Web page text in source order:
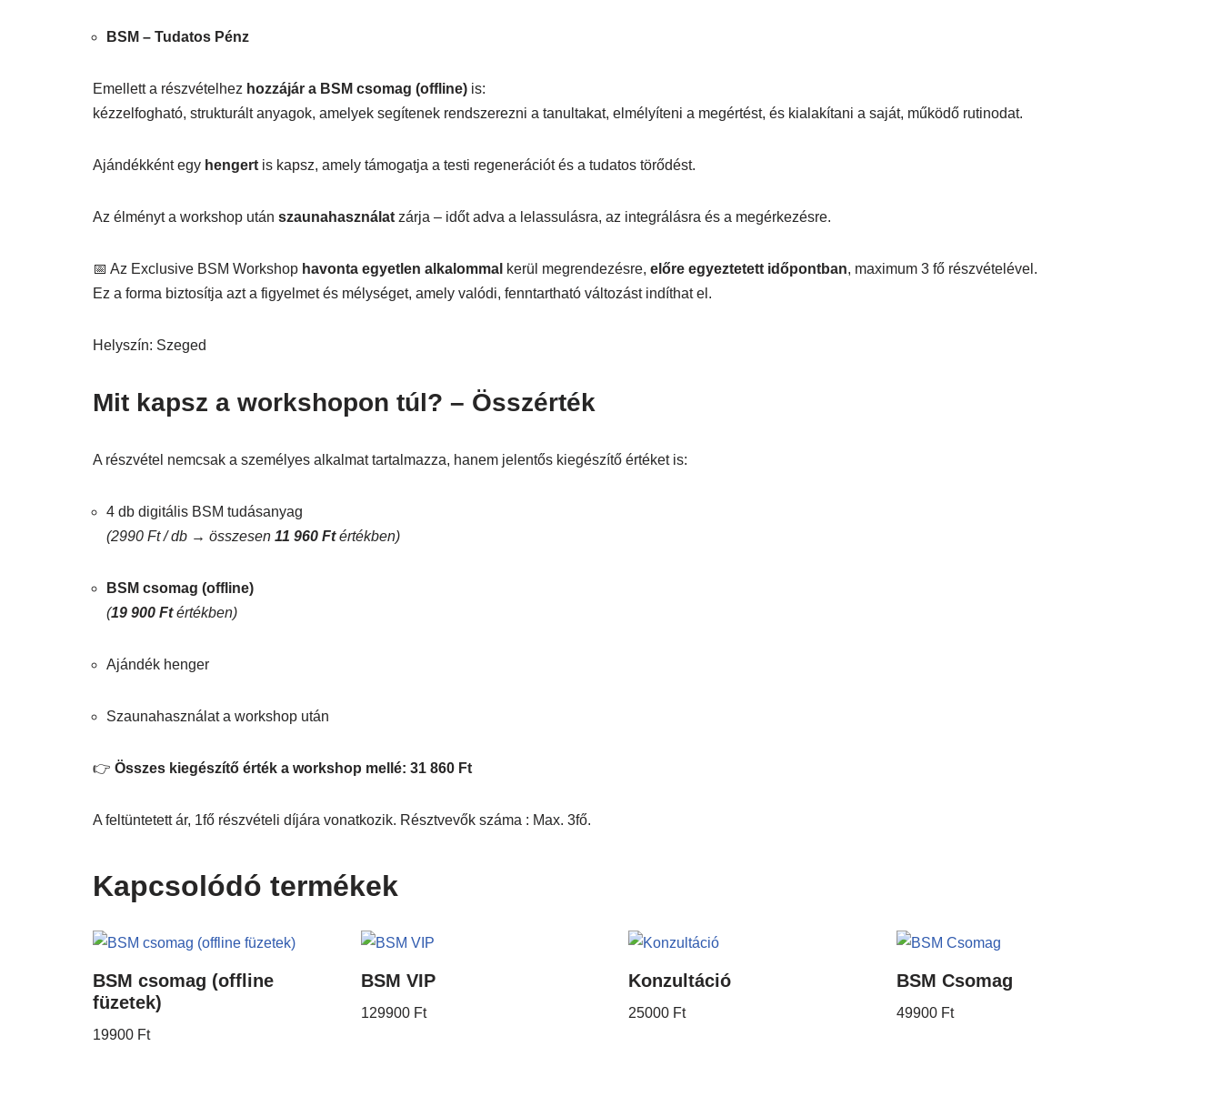
BSM – Tudatos Pénz
Emellett a részvételhez hozzájár a BSM csomag (offline) is:
kézzelfogható, strukturált anyagok, amelyek segítenek rendszerezni a tanultakat, elmélyíteni a megértést, és kialakítani a saját, működő rutinodat.
Ajándékként egy hengert is kapsz, amely támogatja a testi regenerációt és a tudatos törődést.
Az élményt a workshop után szaunahasználat zárja – időt adva a lelassulásra, az integrálásra és a megérkezésre.
📅 Az Exclusive BSM Workshop havonta egyetlen alkalommal kerül megrendezésre, előre egyeztetett időpontban, maximum 3 fő részvételével.
Ez a forma biztosítja azt a figyelmet és mélységet, amely valódi, fenntartható változást indíthat el.
Helyszín: Szeged
Mit kapsz a workshopon túl? – Összérték
A részvétel nemcsak a személyes alkalmat tartalmazza, hanem jelentős kiegészítő értéket is:
4 db digitális BSM tudásanyag
(2990 Ft / db → összesen 11 960 Ftértékben)
BSM csomag (offline)
(19 900 Ftértékben)
Ajándék henger
Szaunahasználat a workshop után
👉 Összes kiegészítő érték a workshop mellé: 31 860 Ft
A feltüntetett ár, 1fő részvételi díjára vonatkozik. Résztvevők száma : Max. 3fő.
Kapcsolódó termékek
BSM csomag (offline
füzetek)
19900 Ft
BSM VIP
129900 Ft
Konzultáció
25000 Ft
BSM Csomag
49900 Ft